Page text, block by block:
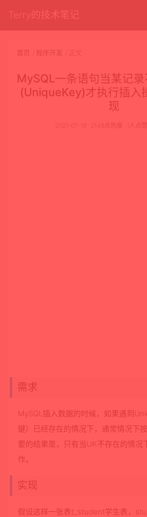
Terry的技术笔记
首页 程序开发
MySQL一条语句当某记
(UniqueKey)才执行插入
现
2021-07-19 2148点热度 1人点赞
需求
MySQL插入数据的时候，如果遇到
键）已经存在的情况下，通常情况下
要的结果是，只有当UK不存在的情况
作。
实现
假设这样一张表t_student学生表，